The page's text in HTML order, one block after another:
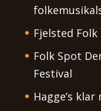
Fjelsted
Folk Spot
Festival
Hagge’s